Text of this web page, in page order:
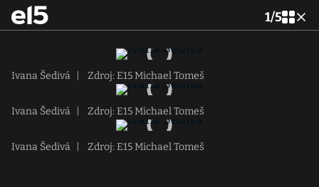
1/5
Ivana Šedivá Zdroj: E15 Michael Tomeš
Ivana Šedivá Zdroj: E15 Michael Tomeš
Ivana Šedivá Zdroj: E15 Michael Tomeš